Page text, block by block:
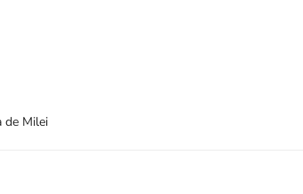
de Milei